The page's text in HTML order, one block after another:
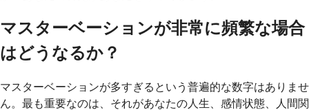
マスターベーションが非常に頻繁な場合
はどうなるか？
マスターベーションが多すぎるという普遍的な数字はありませ
ん。最も重要なのは、それがあなたの人生、感情状態、人間関